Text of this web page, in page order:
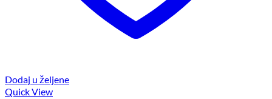
Dodaj u željene
Quick View